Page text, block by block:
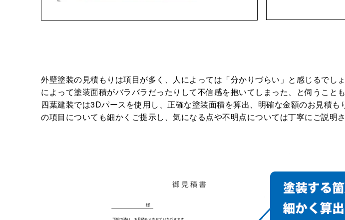
外壁塗装の見積もりは項目が多く、人によっては「分かりづらい」と感じるでし
によって塗装面積がバラバラだったりして不信感を抱いてしまった、と伺うことも
四葉建装では3Dパースを使用し、正確な塗装面積を算出、明確な金額のお見積
の項目についても細かくご提示し、気になる点や不明点については丁寧にご説明